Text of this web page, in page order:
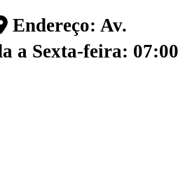
Endereço: Av.
a Sexta-feira: 07:00